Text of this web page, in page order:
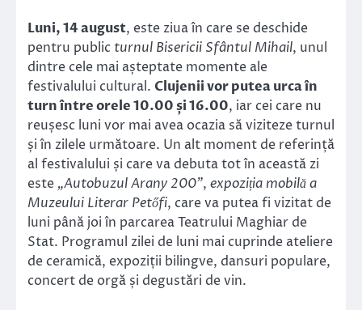
Luni, 14 august, este ziua în care se deschide
pentru public turnul Bisericii Sfântul Mihail, unul
dintre cele mai așteptate momente ale
festivalului cultural. Clujenii vor putea urca în
turn între orele 10.00 și 16.00, iar cei care nu
reușesc luni vor mai avea ocazia să viziteze turnul
și în zilele următoare. Un alt moment de referință
al festivalului și care va debuta tot în această zi
este „Autobuzul Arany 200”, expoziția mobilă a
Muzeului Literar Petőfi, care va putea fi vizitat de
luni până joi în parcarea Teatrului Maghiar de
Stat. Programul zilei de luni mai cuprinde ateliere
de ceramică, expoziții bilingve, dansuri populare,
concert de orgă și degustări de vin.